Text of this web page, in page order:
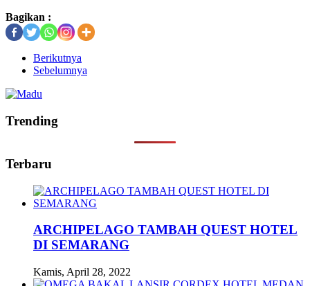
Bagikan :
Berikutnya
Sebelumnya
Trending
Terbaru
ARCHIPELAGO TAMBAH QUEST HOTEL
DI SEMARANG
Kamis, April 28, 2022